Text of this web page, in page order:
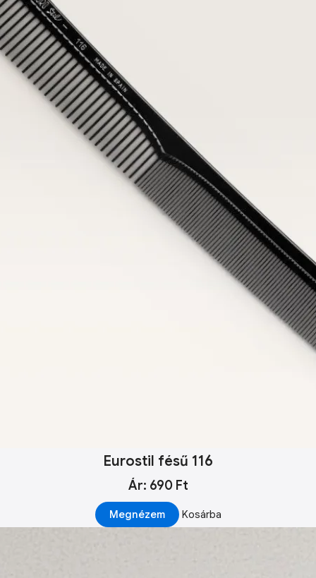
Eurostil fésű 116
Ár: 690 Ft
Megnézem Kosárba